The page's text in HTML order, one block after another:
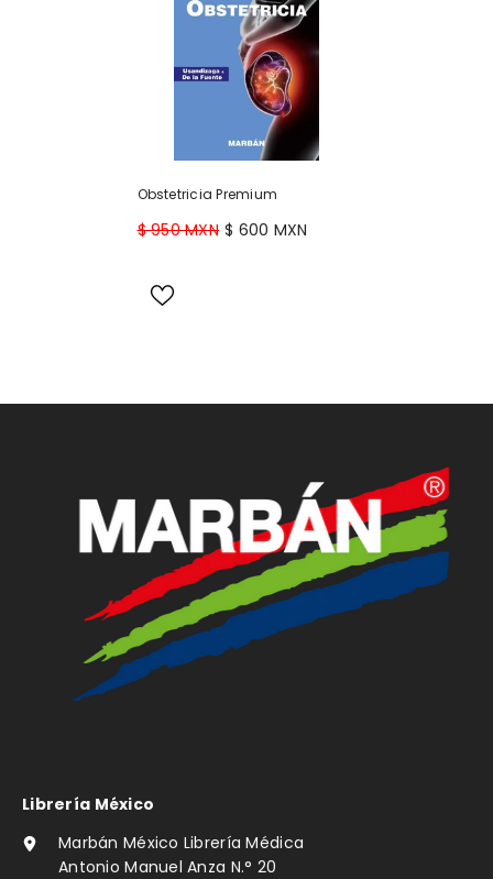
Obstetricia Premium
$ 950 MXN $ 600 MXN
Librería México
Marbán México Librería Médica
Antonio Manuel Anza N.° 20